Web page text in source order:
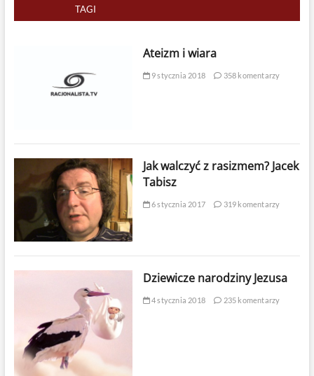
TAGI
Ateizm i wiara
9 stycznia 2018 358 komentarzy
Jak walczyć z rasizmem? Jacek
Tabisz
6 stycznia 2017 319 komentarzy
Dziewicze narodziny Jezusa
4 stycznia 2018 235 komentarzy